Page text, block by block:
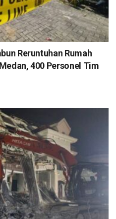
Reruntuhan Rumah
400 Personel Tim